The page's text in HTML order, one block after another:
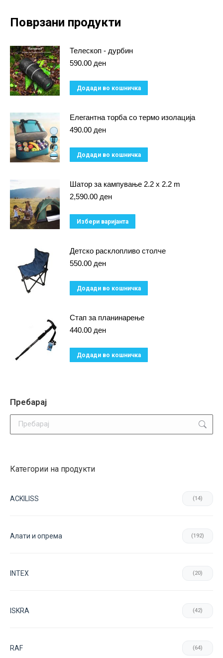
Поврзани продукти
Телескоп - дурбин
590.00 ден
Додади во кошничка
Елегантна торба со термо изолација
490.00 ден
Додади во кошничка
Шатор за кампување 2.2 x 2.2 m
2,590.00 ден
Избери варијанта
has
The
may
chosen
on
Детско расклопливо столче
550.00 ден
Додади во кошничка
Стап за планинарење
440.00 ден
Додади во кошничка
Пребарај
Категории на продукти
ACKILISS (14)
Aлати и опрема (192)
INTEX (20)
ISKRA (42)
RAF (64)